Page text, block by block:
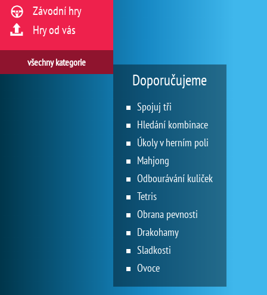
Závodní hry
Hry od vás
všechny kategorie
Doporučujeme
Spojuj tři
Hledání kombinace
Úkoly v herním poli
Mahjong
Odbourávání kuliček
Tetris
Obrana pevnosti
Drakohamy
Sladkosti
Ovoce